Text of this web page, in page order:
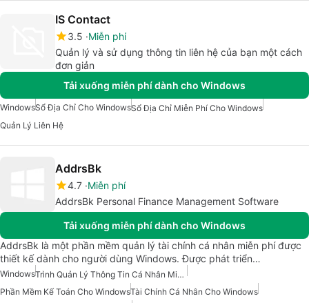
IS Contact
3.5 Miễn phí
Quản lý và sử dụng thông tin liên hệ của bạn một cách
đơn giản
Tải xuống miễn phí dành cho Windows
WindowsSổ Địa Chỉ Cho WindowsSổ Địa Chỉ Miễn Phí Cho Windows
Quản Lý Liên Hệ
AddrsBk
4.7 Miễn phí
AddrsBk Personal Finance Management Software
Tải xuống miễn phí dành cho Windows
AddrsBk là một phần mềm quản lý tài chính cá nhân miễn phí được
thiết kế dành cho người dùng Windows. Được phát triển…
Windows
Trình Quản Lý Thông Tin Cá Nhân Miễn Phí Cho Windows
Phần Mềm Kế Toán Cho WindowsTài Chính Cá Nhân Cho Windows